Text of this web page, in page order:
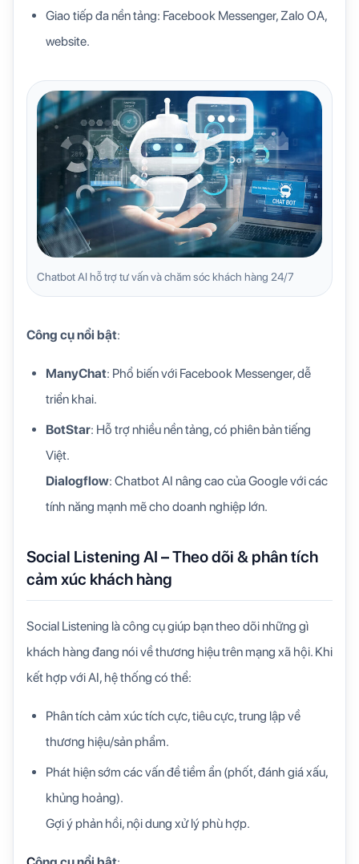
Giao tiếp đa nền tảng: Facebook Messenger, Zalo OA,
website.
Chatbot AI hỗ trợ tư vấn và chăm sóc khách hàng 24/7
Công cụ nổi bật:
ManyChat: Phổ biến với Facebook Messenger, dễ
triển khai.
BotStar: Hỗ trợ nhiều nền tảng, có phiên bản tiếng
Việt.
Dialogflow: Chatbot AI nâng cao của Google với các
tính năng mạnh mẽ cho doanh nghiệp lớn.
Social Listening AI – Theo dõi & phân tích
cảm xúc khách hàng
Social Listening là công cụ giúp bạn theo dõi những gì
khách hàng đang nói về thương hiệu trên mạng xã hội. Khi
kết hợp với AI, hệ thống có thể:
Phân tích cảm xúc tích cực, tiêu cực, trung lập về
thương hiệu/sản phẩm.
Phát hiện sớm các vấn đề tiềm ẩn (phốt, đánh giá xấu,
khủng hoảng).
Gợi ý phản hồi, nội dung xử lý phù hợp.